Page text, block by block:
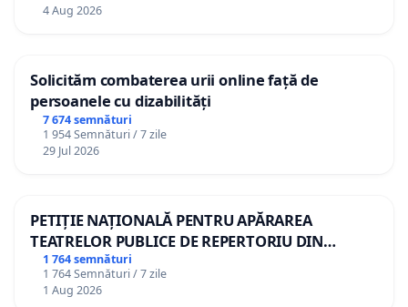
4 Aug 2026
Solicităm combaterea urii online față de
persoanele cu dizabilități
7 674 semnături
1 954 Semnături / 7 zile
29 Jul 2026
PETIȚIE NAȚIONALĂ PENTRU APĂRAREA
TEATRELOR PUBLICE DE REPERTORIU DIN
ROMÂNIA
1 764 semnături
1 764 Semnături / 7 zile
1 Aug 2026